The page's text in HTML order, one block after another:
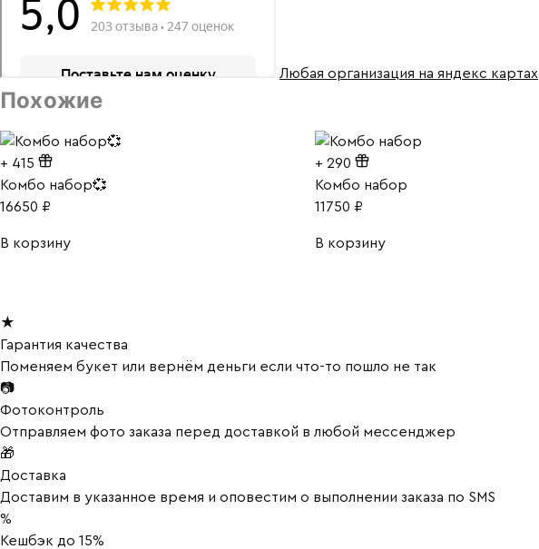
Любая организация на яндекс картах
Похожие
+ 415
Комбо набор💞
16650 ₽
В корзину
+ 290
Комбо набор
11750 ₽
В корзину
★
Гарантия качества
Поменяем букет или вернём деньги если что-то пошло не так
📷
Фотоконтроль
Отправляем фото заказа перед доставкой в любой мессенджер
🎁
Доставка
Доставим в указанное время и оповестим о выполнении заказа по SMS
%
Кешбэк до 15%